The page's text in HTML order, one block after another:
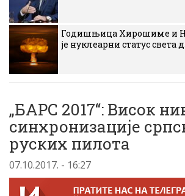
Годишњица Хирошиме и
је нуклеарни статус света
„БАРС 2017“: Висок
синхронизације
руских пилота
07.10.2017. - 16:27